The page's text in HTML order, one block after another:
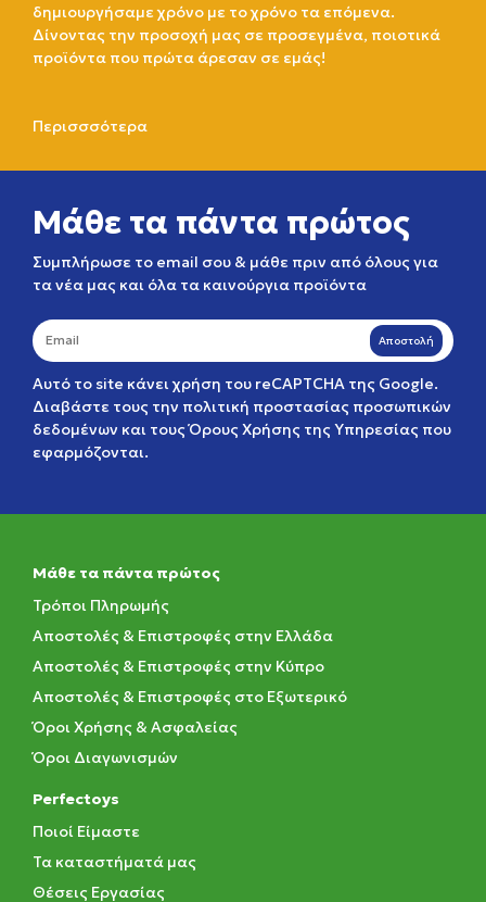
δημιουργήσαμε χρόνο με το χρόνο τα επόμενα.
Δίνοντας την προσοχή μας σε προσεγμένα, ποιοτικά
προϊόντα που πρώτα άρεσαν σε εμάς!
Περισσσότερα
Μάθε τα πάντα πρώτος
Συμπλήρωσε το email σου & μάθε πριν από όλους για
τα νέα μας και όλα τα καινούργια προϊόντα
Αποστολή
Αυτό το site κάνει χρήση του reCAPTCHA της Google.
Διαβάστε τους την πολιτική προστασίας προσωπικών
δεδομένων και τουςΌρους Χρήσης της Υπηρεσίας που
εφαρμόζονται.
Μάθε τα πάντα πρώτος
Τρόποι Πληρωμής
Αποστολές & Επιστροφές στην Ελλάδα
Αποστολές & Επιστροφές στην Κύπρο
Αποστολές & Επιστροφές στο Εξωτερικό
Όροι Χρήσης & Ασφαλείας
Όροι Διαγωνισμών
Perfectoys
Ποιοί Είμαστε
Τα καταστήματά μας
Θέσεις Εργασίας